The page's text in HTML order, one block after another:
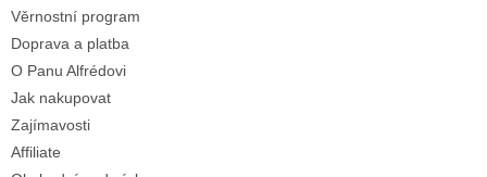
Věrnostní program
Doprava a platba
O Panu Alfrédovi
Jak nakupovat
Zajímavosti
Affiliate